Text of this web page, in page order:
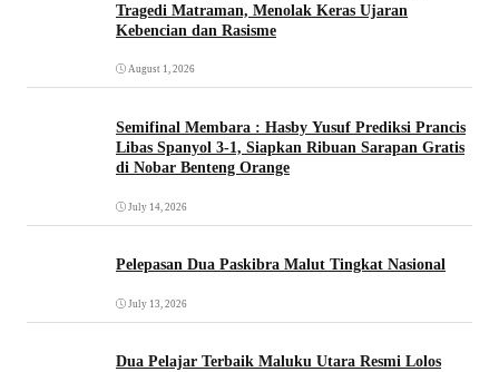
Tragedi Matraman, Menolak Keras Ujaran
Kebencian dan Rasisme
August 1, 2026
Semifinal Membara : Hasby Yusuf Prediksi Prancis
Libas Spanyol 3-1, Siapkan Ribuan Sarapan Gratis
di Nobar Benteng Orange
July 14, 2026
Pelepasan Dua Paskibra Malut Tingkat Nasional
July 13, 2026
Dua Pelajar Terbaik Maluku Utara Resmi Lolos